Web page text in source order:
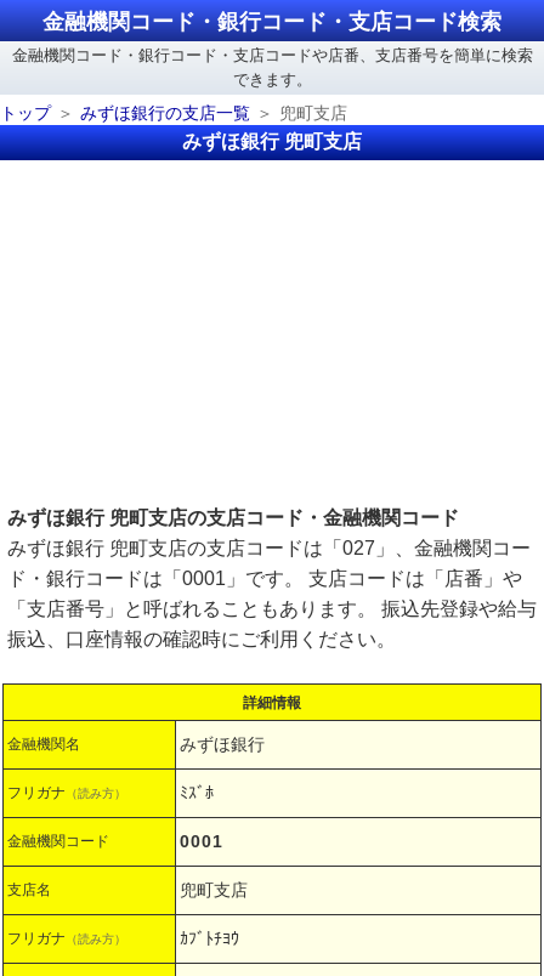
金融機関コード・銀行コード・支店コード検索
金融機関コード・銀行コード・支店コードや店番、支店番号を簡単に検索
できます。
トップ
みずほ銀行の支店一覧 兜町支店
みずほ銀行 兜町支店
みずほ銀行 兜町支店の支店コード・金融機関コード
みずほ銀行 兜町支店の支店コードは「027」、金融機関コー
ド・銀行コードは「0001」です。 支店コードは「店番」や
「支店番号」と呼ばれることもあります。 振込先登録や給与
振込、口座情報の確認時にご利用ください。
詳細情報
金融機関名 みずほ銀行
フリガナ （読み方） ﾐｽﾞﾎ
金融機関コード 0001
支店名 兜町支店
フリガナ （読み方） ｶﾌﾞﾄﾁﾖｳ